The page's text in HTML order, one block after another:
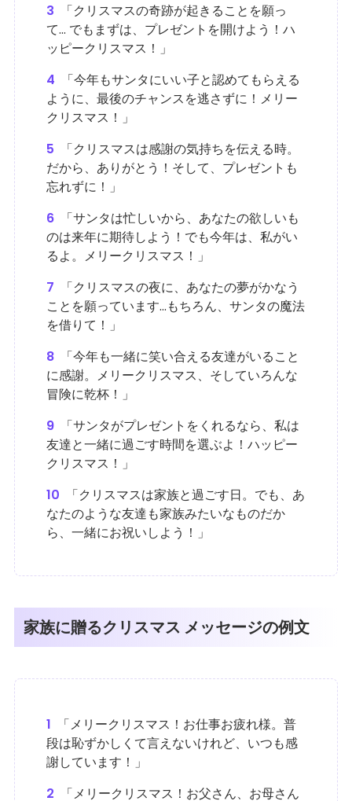
3
「クリスマスの奇跡が起きることを願っ
て... でもまずは、プレゼントを開けよう！ハ
ッピークリスマス！」
4
「今年もサンタにいい子と認めてもらえる
ように、最後のチャンスを逃さずに！メリー
クリスマス！」
5
「クリスマスは感謝の気持ちを伝える時。
だから、ありがとう！そして、プレゼントも
忘れずに！」
6
「サンタは忙しいから、あなたの欲しいも
のは来年に期待しよう！でも今年は、私がい
るよ。メリークリスマス！」
7
「クリスマスの夜に、あなたの夢がかなう
ことを願っています...もちろん、サンタの魔法
を借りて！」
8
「今年も一緒に笑い合える友達がいること
に感謝。メリークリスマス、そしていろんな
冒険に乾杯！」
9
「サンタがプレゼントをくれるなら、私は
友達と一緒に過ごす時間を選ぶよ！ハッピー
クリスマス！」
10
「クリスマスは家族と過ごす日。でも、あ
なたのような友達も家族みたいなものだか
ら、一緒にお祝いしよう！」
家族に贈るクリスマス メッセージの例文
1
「メリークリスマス！お仕事お疲れ様。普
段は恥ずかしくて言えないけれど、いつも感
謝しています！」
2
「メリークリスマス！お父さん、お母さん